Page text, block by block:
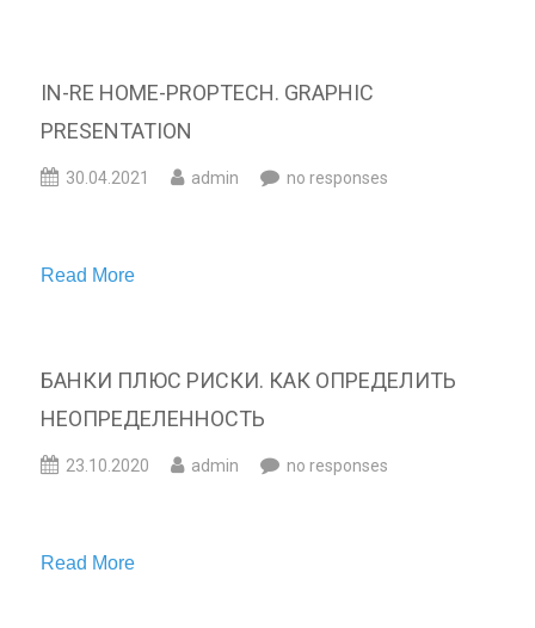
IN-RE HOME-PROPTECH. GRAPHIC
PRESENTATION
30.04.2021 admin no responses
Read More
БАНКИ ПЛЮС РИСКИ. КАК ОПРЕДЕЛИТЬ
НЕОПРЕДЕЛЕННОСТЬ
23.10.2020 admin no responses
Read More